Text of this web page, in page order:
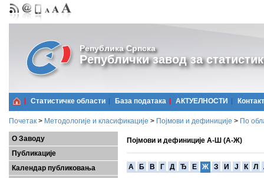
Република Српска
Републички завод за
Статистичке области Базa података АКТУЕЛНОСТИ Контакт
Почетак > Методологије и класификације > Појмови и дефиниције > По
О Заводу
Публикације
Календар публиковања
Појмови и дефиниције А-Ш (А-Ж)
A Б В Г Д Ђ Е Ж З И Ј К Л